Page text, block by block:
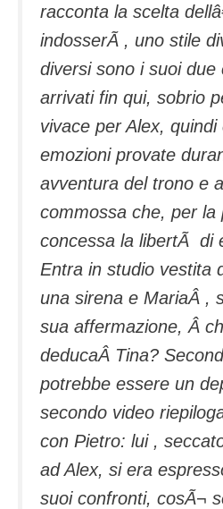
racconta la scelta
indosserÃ , uno stile
diversi sono i suoi due
arrivati fin qui, sobrio
vivace per Alex,
emozioni provate
avventura del trono e
commossa che, per la
concessa la libertÃ di
Entra in studio vestita
una sirena e MariaÂ ,
sua affermazione, Â
deducaÂ Tina?
potrebbe essere un
secondo video
con Pietro: lui ,
ad Alex, si era
suoi confronti, cosÃ¬